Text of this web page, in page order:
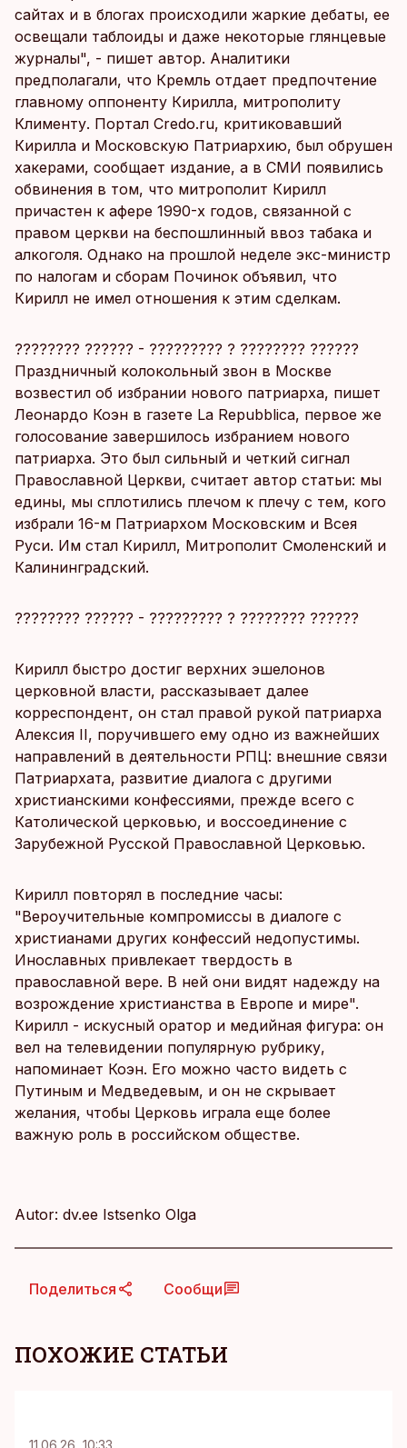
сайтах и в блогах происходили жаркие дебаты, ее
освещали таблоиды и даже некоторые глянцевые
журналы", - пишет автор. Аналитики
предполагали, что Кремль отдает предпочтение
главному оппоненту Кирилла, митрополиту
Клименту. Портал Credo.ru, критиковавший
Кирилла и Московскую Патриархию, был обрушен
хакерами, сообщает издание, а в СМИ появились
обвинения в том, что митрополит Кирилл
причастен к афере 1990-х годов, связанной с
правом церкви на беспошлинный ввоз табака и
алкоголя. Однако на прошлой неделе экс-министр
по налогам и сборам Починок объявил, что
Кирилл не имел отношения к этим сделкам.
???????? ?????? - ????????? ? ???????? ??????
Праздничный колокольный звон в Москве
возвестил об избрании нового патриарха, пишет
Леонардо Коэн в газете La Repubblica, первое же
голосование завершилось избранием нового
патриарха. Это был сильный и четкий сигнал
Православной Церкви, считает автор статьи: мы
едины, мы сплотились плечом к плечу с тем, кого
избрали 16-м Патриархом Московским и Всея
Руси. Им стал Кирилл, Митрополит Смоленский и
Калининградский.
???????? ?????? - ????????? ? ???????? ??????
Кирилл быстро достиг верхних эшелонов
церковной власти, рассказывает далее
корреспондент, он стал правой рукой патриарха
Алексия II, поручившего ему одно из важнейших
направлений в деятельности РПЦ: внешние связи
Патриархата, развитие диалога с другими
христианскими конфессиями, прежде всего с
Католической церковью, и воссоединение с
Зарубежной Русской Православной Церковью.
Кирилл повторял в последние часы:
"Вероучительные компромиссы в диалоге с
христианами других конфессий недопустимы.
Инославных привлекает твердость в
православной вере. В ней они видят надежду на
возрождение христианства в Европе и мире".
Кирилл - искусный оратор и медийная фигура: он
вел на телевидении популярную рубрику,
напоминает Коэн. Его можно часто видеть с
Путиным и Медведевым, и он не скрывает
желания, чтобы Церковь играла еще более
важную роль в российском обществе.
Autor: dv.ee Istsenko Olga
Поделиться Сообщи
ПОХОЖИЕ СТАТЬИ
11.06.26, 10:33